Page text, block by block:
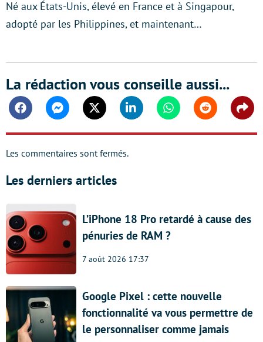
Né aux États-Unis, élevé en France et à Singapour,
adopté par les Philippines, et maintenant…
La rédaction vous conseille aussi...
FacebookMessengerTwitter Linkedin WhatsappReddit
Les commentaires sont fermés.
Les derniers articles
L’iPhone 18 Pro retardé à cause des
pénuries de RAM ?
7 août 2026 17:37
Google Pixel : cette nouvelle
fonctionnalité va vous permettre de
le personnaliser comme jamais